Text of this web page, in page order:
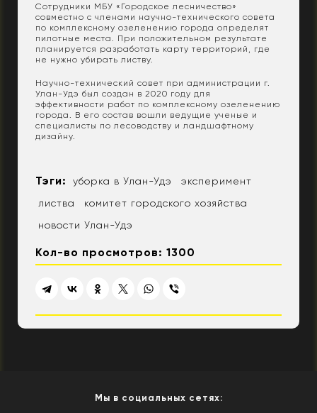
Сотрудники МБУ «Городское лесничество»
совместно с членами научно-технического совета
по комплексному озеленению города определят
пилотные места. При положительном результате
планируется разработать карту территорий, где
не нужно убирать листву.
Научно-технический совет при администрации г.
Улан-Удэ был создан в 2020 году для
эффективности работ по комплексному озеленению
города. В его состав вошли ведущие ученые и
специалисты по лесоводству и ландшафтному
дизайну.
Тэги: уборка в Улан-Удэ
эксперимент
листва
комитет городского хозяйства
новости Улан-Удэ
Кол-во просмотров: 1300
Мы в социальных сетях: